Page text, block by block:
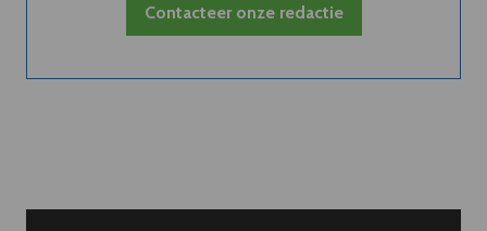
Contacteer onze redactie